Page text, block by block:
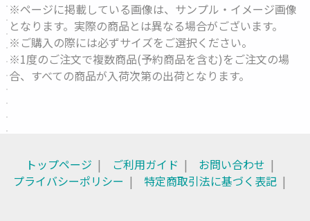
※ページに掲載している画像は、サンプル・イメージ画像
となります。実際の商品とは異なる場合がございます。
※ご購入の際には必ずサイズをご選択ください。
※1度のご注文で複数商品(予約商品を含む)をご注文の場
合、すべての商品が入荷次第の出荷となります。
トップページ ご利用ガイド
お問い合わせ
プライバシーポリシー
特定商取引法に基づく表記